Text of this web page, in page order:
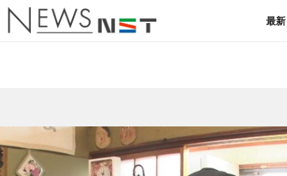
最新